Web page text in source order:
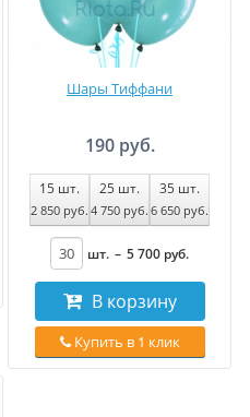
Шары Тиффани
190 руб.
15 шт.
2 850 руб.
25 шт.
4 750 руб.
35 шт.
6 650 руб.
шт. – 5 700 руб.
В корзину
Купить в 1 клик